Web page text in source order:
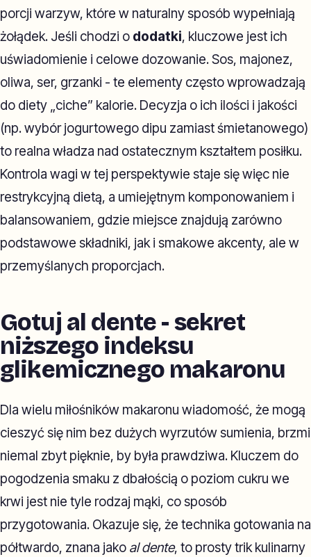
porcji warzyw, które w naturalny sposób wypełniają
żołądek. Jeśli chodzi o dodatki, kluczowe jest ich
uświadomienie i celowe dozowanie. Sos, majonez,
oliwa, ser, grzanki - te elementy często wprowadzają
do diety „ciche” kalorie. Decyzja o ich ilości i jakości
(np. wybór jogurtowego dipu zamiast śmietanowego)
to realna władza nad ostatecznym kształtem posiłku.
Kontrola wagi w tej perspektywie staje się więc nie
restrykcyjną dietą, a umiejętnym komponowaniem i
balansowaniem, gdzie miejsce znajdują zarówno
podstawowe składniki, jak i smakowe akcenty, ale w
przemyślanych proporcjach.
Gotuj al dente - sekret
niższego indeksu
glikemicznego makaronu
Dla wielu miłośników makaronu wiadomość, że mogą
cieszyć się nim bez dużych wyrzutów sumienia, brzmi
niemal zbyt pięknie, by była prawdziwa. Kluczem do
pogodzenia smaku z dbałością o poziom cukru we
krwi jest nie tyle rodzaj mąki, co sposób
przygotowania. Okazuje się, że technika gotowania na
półtwardo, znana jako al dente, to prosty trik kulinarny